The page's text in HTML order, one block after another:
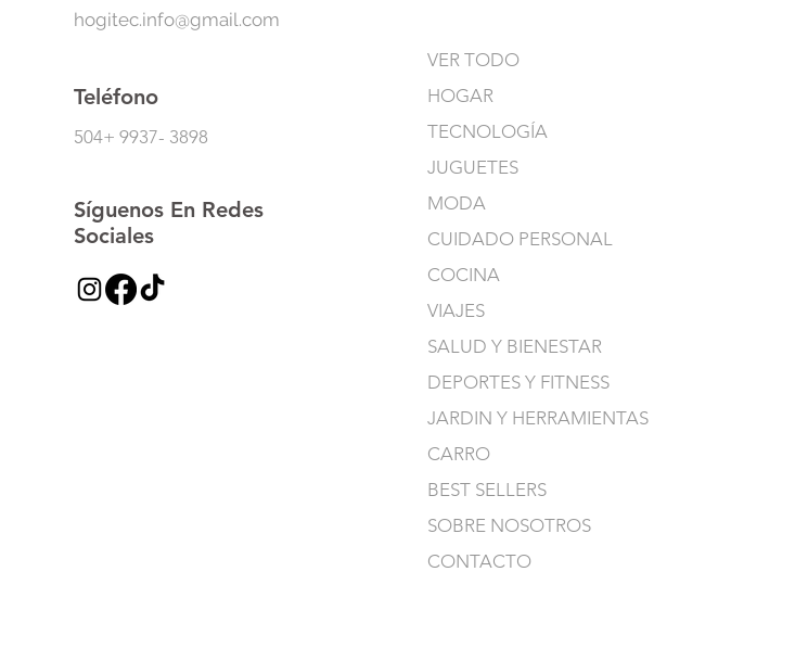
hogitec.info@gmail.com
Teléfono
504+ 9937- 3898
Síguenos En Redes
Sociales
VER TODO
HOGAR
TECNOLOGÍA
JUGUETES
MODA
CUIDADO PERSONAL
COCINA
VIAJES
SALUD Y BIENESTAR
DEPORTES Y FITNESS
JARDIN Y HERRAMIENTAS
CARRO
BEST SELLERS
SOBRE NOSOTROS
CONTACTO